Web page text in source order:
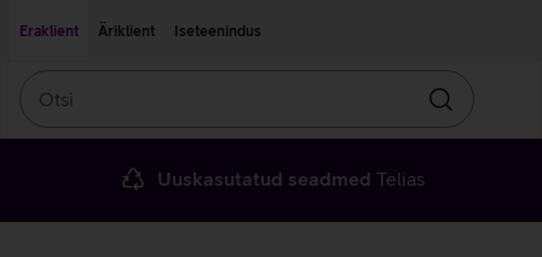
Eraklient
Äriklient Iseteenindus
Otsin
Uuskasutatud seadmed Telias